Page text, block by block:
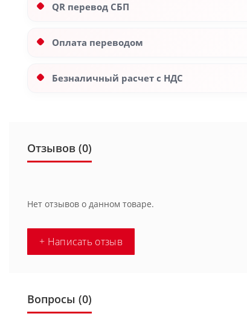
QR перевод СБП
Оплата переводом
Безналичный расчет с НДС
Отзывов (0)
Нет отзывов о данном товаре.
+ Написать отзыв
Вопросы (0)